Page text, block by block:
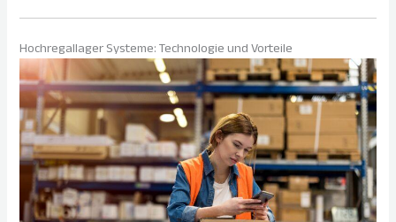
Hochregallager Systeme: Technologie und Vorteile